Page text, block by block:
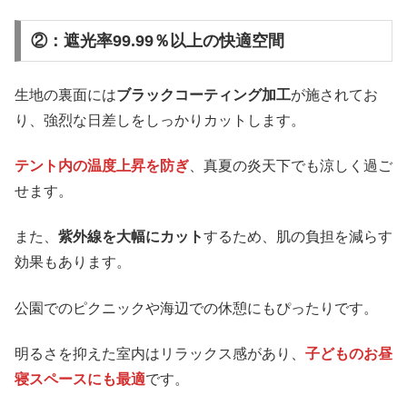
②：遮光率99.99％以上の快適空間
生地の裏面にはブラックコーティング加工が施されてお
り、強烈な日差しをしっかりカットします。
テント内の温度上昇を防ぎ 、真夏の炎天下でも涼しく過ご
せます。
また、 紫外線を大幅にカットするため、肌の負担を減らす
効果もあります。
公園でのピクニックや海辺での休憩にもぴったりです。
明るさを抑えた室内はリラックス感があり、 子どものお昼
寝スペースにも最適です。